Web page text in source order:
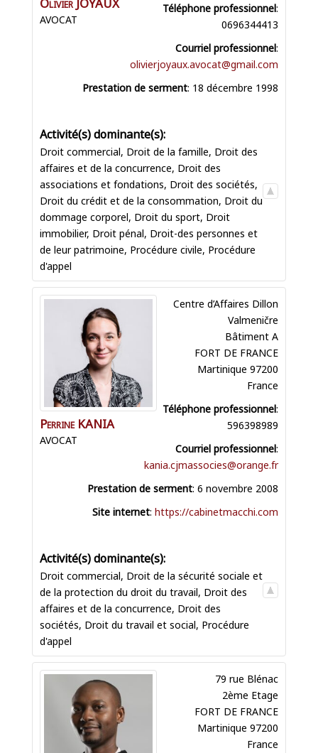
AVOCAT
Téléphone professionnel:
0696344413
Courriel professionnel:
olivierjoyaux.avocat@gmail.com
Prestation de serment: 18 décembre 1998
Droit commercial, Droit de la famille, Droit des
affaires et de la concurrence, Droit des
associations et fondations, Droit des sociétés,
Droit du crédit et de la consommation, Droit du
dommage corporel, Droit du sport, Droit
immobilier, Droit pénal, Droit-des personnes et
de leur patrimoine, Procédure civile, Procédure
d'appel
Perrine KANIA
AVOCAT
Centre d’Affaires Dillon
Valmeničre
Bâtiment A
FORT DE FRANCE
Martinique 97200
France
Téléphone professionnel:
596398989
Courriel professionnel:
kania.cjmassocies@orange.fr
Prestation de serment: 6 novembre 2008
Site internet: https://cabinetmacchi.com
Droit commercial, Droit de la sécurité sociale et
de la protection du droit du travail, Droit des
affaires et de la concurrence, Droit des
sociétés, Droit du travail et social, Procédure
d'appel
79 rue Blénac
2ème Etage
FORT DE FRANCE
Martinique 97200
France